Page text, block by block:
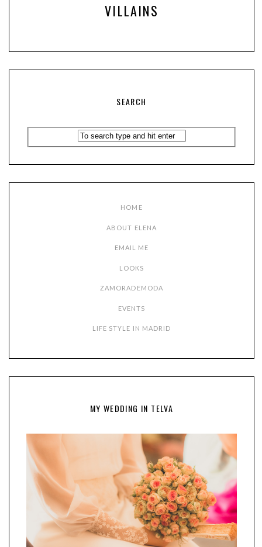
VILLAINS
SEARCH
HOME
ABOUT ELENA
EMAIL ME
LOOKS
ZAMORADEMODA
EVENTS
LIFE STYLE IN MADRID
MY WEDDING IN TELVA